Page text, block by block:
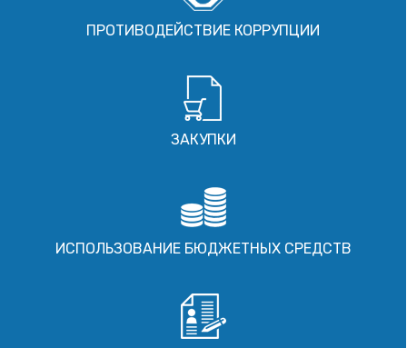
ПРОТИВОДЕЙСТВИЕ КОРРУПЦИИ
ЗАКУПКИ
ИСПОЛЬЗОВАНИЕ БЮДЖЕТНЫХ СРЕДСТВ